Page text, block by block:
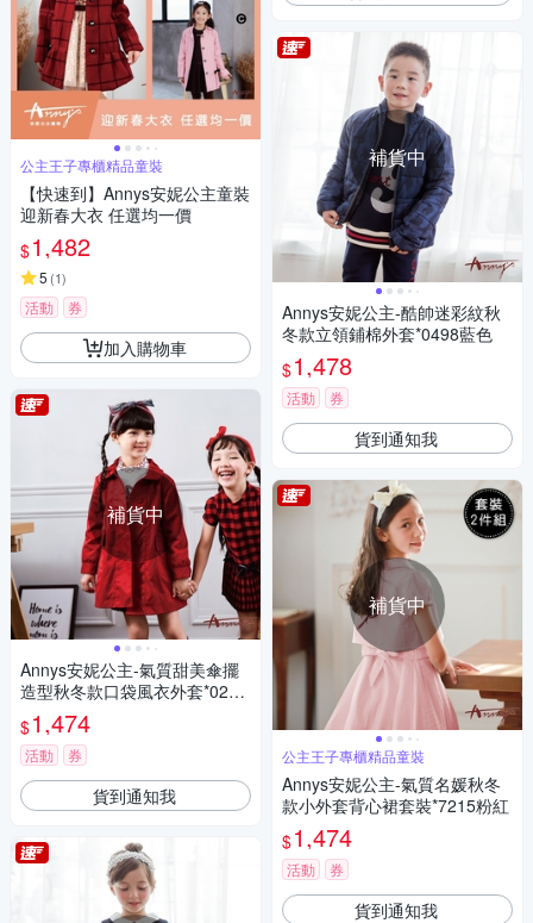
公主王子專櫃精品童裝
【快速到】Annys安妮公主童裝
迎新春大衣 任選均一價
$1,482
5 (1)
活動 券
加入購物車
補貨中
Annys安妮公主-氣質甜美傘擺
造型秋冬款口袋風衣外套*0298
紅色
$1,474
活動 券
貨到通知我
補貨中
Annys安妮公主-酷帥迷彩紋秋
冬款立領鋪棉外套*0498藍色
$1,478
活動 券
貨到通知我
補貨中
公主王子專櫃精品童裝
Annys安妮公主-氣質名媛秋冬
款小外套背心裙套裝*7215粉紅
$1,474
活動 券
貨到通知我